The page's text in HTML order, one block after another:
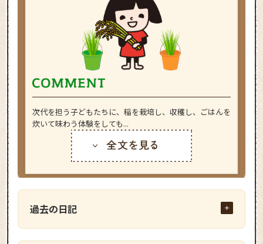
次代を担う子どもたちに、稲を栽培し、収穫し、ごはんを
炊いて味わう体験をしても...
過去の日記